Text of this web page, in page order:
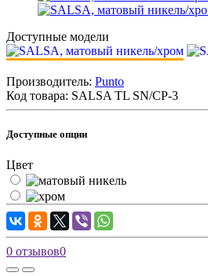
Доступные модели
Производитель: Punto
Код товара: SALSA TL SN/CP-3
Доступные опции
Цвет
0 отзывов0